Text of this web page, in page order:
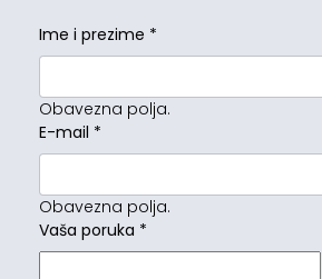
Ime i prezime *
Obavezna polja.
E-mail *
Obavezna polja.
Vaša poruka *